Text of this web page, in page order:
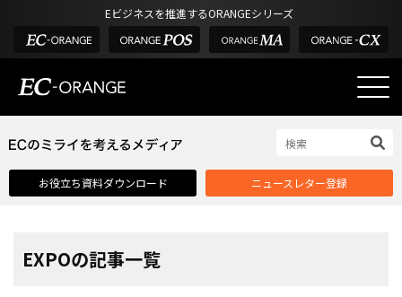
Eビジネスを推進するORANGEシリーズ
選ばれる理由
課題解決例
お役立ち資料ダウンロード ニュースレター登録
EXPOの記事一覧